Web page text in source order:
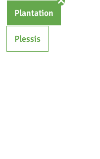
Plantation
Plessis